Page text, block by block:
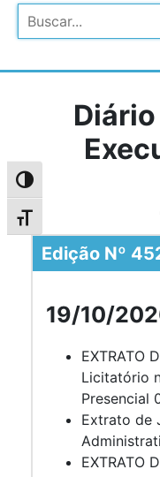
Alternar alto contraste
Alternar tamanho da
Pesquisar
Edição Nº
19/10/
EXTRATO
Licitatório
Presencial
Extrato de
EXTRATO